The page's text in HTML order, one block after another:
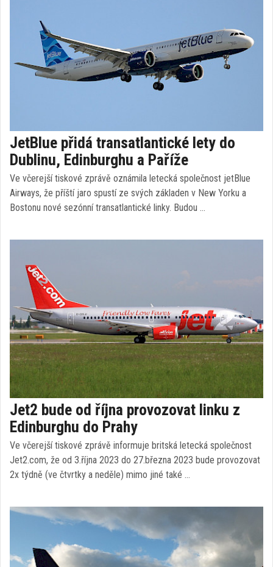
JetBlue přidá transatlantické lety do
Dublinu, Edinburghu a Paříže
Ve včerejší tiskové zprávě oznámila letecká společnost jetBlue
Airways, že příští jaro spustí ze svých základen v New Yorku a
Bostonu nové sezónní transatlantické linky. Budou …
Jet2 bude od října provozovat linku z
Edinburghu do Prahy
Ve včerejší tiskové zprávě informuje britská letecká společnost
Jet2.com, že od 3.října 2023 do 27.března 2023 bude provozovat
2x týdně (ve čtvrtky a neděle) mimo jiné také …